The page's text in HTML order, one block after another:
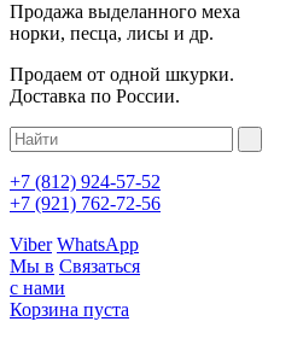
Продажа выделанного меха
норки, песца, лисы и др.
Продаем от одной шкурки.
Доставка по России.
+7 (812) 924-57-52
+7 (921) 762-72-56
Viber WhatsApp
Мы в Связаться
с нами
Корзина пуста